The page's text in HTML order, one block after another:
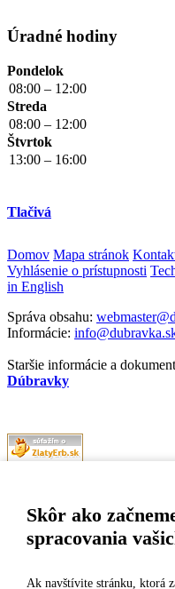
Skôr ako
spracovania
Ak navštívite stránku, ktorá
Úradné hodiny
Pondelok
08:00 – 12:00
Streda
08:00 – 12:00
Štvrtok
13:00 – 16:00
Tlačivá
Domov Mapa stránok
Vyhlásenie o prístupnosti
in English
Správa obsahu:
Informácie:
Staršie informácie a
Dúbravky
MESTSKÁ ČASŤ